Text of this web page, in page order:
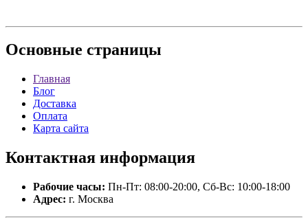
Основные страницы
Главная
Блог
Доставка
Оплата
Карта сайта
Контактная информация
Рабочие часы: Пн-Пт: 08:00-20:00, Сб-Вс: 10:00-18:00
Адрес: г. Москва